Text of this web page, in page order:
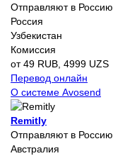
Отправляют в Россию
Россия
Узбекистан
Комиссия
от 49 RUB, 4999 UZS
Перевод онлайн
О системе Avosend
Remitly
Отправляют в Россию
Австралия